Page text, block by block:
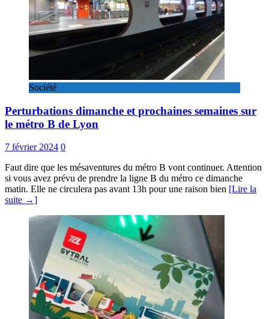
Société
Perturbations dimanche et prochaines semaines sur
le métro B de Lyon
7 février 2024 0
Faut dire que les mésaventures du métro B vont continuer. Attention
si vous avez prévu de prendre la ligne B du métro ce dimanche
matin. Elle ne circulera pas avant 13h pour une raison bien [Lire la
suite →]